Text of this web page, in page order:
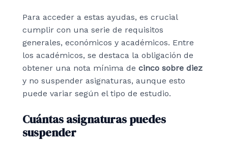
Para acceder a estas ayudas, es crucial
cumplir con una serie de requisitos
generales, económicos y académicos. Entre
los académicos, se destaca la obligación de
obtener una nota mínima de cinco sobre diez
y no suspender asignaturas, aunque esto
puede variar según el tipo de estudio.
Cuántas asignaturas puedes
suspender